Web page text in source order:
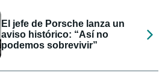
El jefe de Porsche lanza un
aviso histórico: “Así no
podemos sobrevivir”